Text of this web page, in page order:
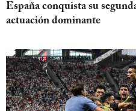
España conquista su
actuación dominante